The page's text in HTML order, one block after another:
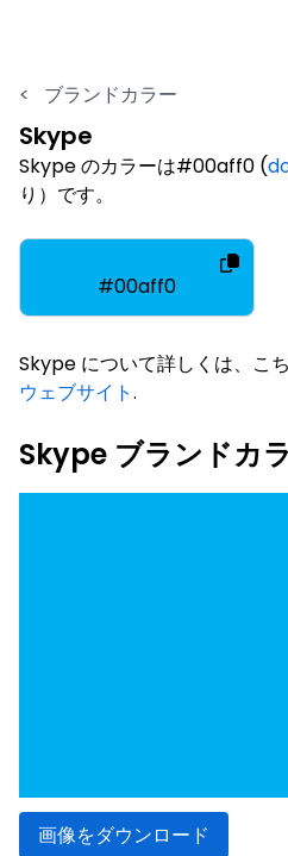
< ブランドカラー
Skype
Skype のカラーは#00aff0 (
り）です。
#00aff0
Skype について詳しくは、こ
ウェブサイト.
Skype ブランドカ
画像をダウンロード